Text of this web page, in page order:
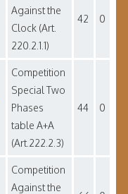
Against the
Clock (Art.
220.2.1.1)
42 0
Competition
Special Two
Phases
table A+A
(Art.222.2.3)
44 0
Competition
Against the